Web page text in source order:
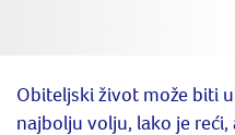
Obiteljski život može biti
najbolju volju, lako je